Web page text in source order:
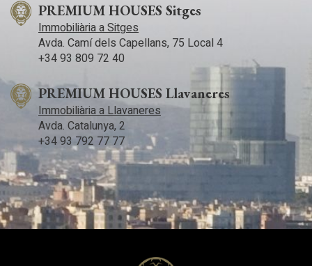
PREMIUM HOUSES Sitges
Immobiliària a Sitges
Avda. Camí­ dels Capellans, 75 Local 4
+34 93 809 72 40
PREMIUM HOUSES Llavaneres
Immobiliària a Llavaneres
Avda. Catalunya, 2
+34 93 792 77 77